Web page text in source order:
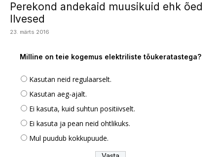
Perekond andekaid muusikuid ehk õed
Ilvesed
23. märts 2016
Milline on teie kogemus elektriliste tõukeratastega?
Kasutan neid regulaarselt.
Kasutan aeg-ajalt.
Ei kasuta, kuid suhtun positiivselt.
Ei kasuta ja pean neid ohtlikuks.
Mul puudub kokkupuude.